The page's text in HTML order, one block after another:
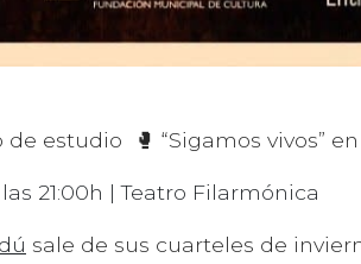
estudio 🥊 “Sigamos vivos”
21:00h | Teatro Filarmónica
sale de sus cuarteles de